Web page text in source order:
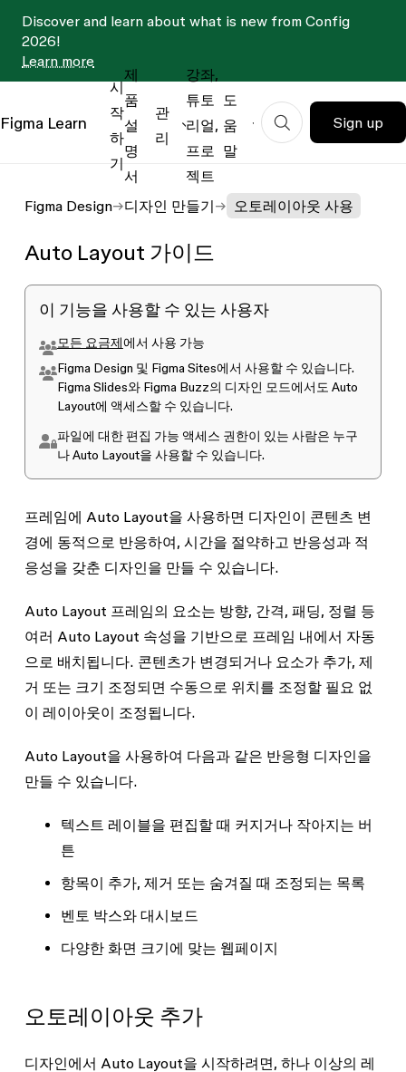
Discover and learn about what is new from Config
2026!
Learn more
Figma Learn
시
작
하
기
제
품
설
명
서
관
리
강좌,
튜토
리얼,
프로
젝트
도
움
말
Sign up
Figma Design 디자인 만들기 오토레이아웃 사용
Auto Layout 가이드
이 기능을 사용할 수 있는 사용자
모든 요금제에서 사용 가능
Figma Design 및 Figma Sites에서 사용할 수 있습니다.
Figma Slides와 Figma Buzz의 디자인 모드에서도 Auto
Layout에 액세스할 수 있습니다.
파일에 대한편집 가능 액세스 권한이 있는 사람은 누구
나 Auto Layout을 사용할 수 있습니다.
프레임에 Auto Layout을 사용하면 디자인이 콘텐츠 변
경에 동적으로 반응하여, 시간을 절약하고 반응성과 적
응성을 갖춘 디자인을 만들 수 있습니다.
Auto Layout 프레임의 요소는 방향, 간격, 패딩, 정렬 등
여러 Auto Layout 속성을 기반으로 프레임 내에서 자동
으로 배치됩니다. 콘텐츠가 변경되거나 요소가 추가, 제
거 또는 크기 조정되면 수동으로 위치를 조정할 필요 없
이 레이아웃이 조정됩니다.
Auto Layout을 사용하여 다음과 같은 반응형 디자인을
만들 수 있습니다.
텍스트 레이블을 편집할 때 커지거나 작아지는 버
튼
항목이 추가, 제거 또는 숨겨질 때 조정되는 목록
벤토 박스와 대시보드
다양한 화면 크기에 맞는 웹페이지
오토레이아웃 추가
디자인에서 Auto Layout을 시작하려면, 하나 이상의 레